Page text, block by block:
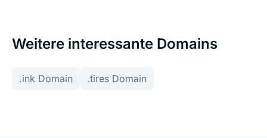
Weitere interessante Domains
.ink Domain .tires Domain